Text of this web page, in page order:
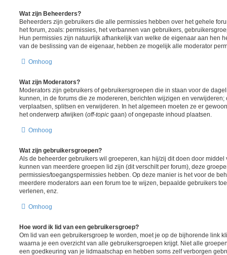
Wat zijn Beheerders?
Beheerders zijn gebruikers die alle permissies hebben over het gehele
het forum, zoals: permissies, het verbannen van gebruikers,
Hun permissies zijn natuurlijk afhankelijk van welke de eigenaar aan hen
van de beslissing van de eigenaar, hebben ze mogelijk alle moderator
Omhoog
Wat zijn Moderators?
Moderators zijn gebruikers of gebruikersgroepen die in staan voor de
kunnen, in de forums die ze modereren, berichten wijzigen en
verplaatsen, splitsen en verwijderen. In het algemeen moeten ze er
het onderwerp afwijken (off-topic gaan) of ongepaste inhoud plaatsen.
Omhoog
Wat zijn gebruikersgroepen?
Als de beheerder gebruikers wil groeperen, kan hij/zij dit doen door
kunnen van meerdere groepen lid zijn (dit verschilt per forum), deze
permissies/toegangspermissies hebben. Op deze manier is het voor de
meerdere moderators aan een forum toe te wijzen, bepaalde gebruikers
verlenen, enz.
Omhoog
Hoe word ik lid van een gebruikersgroep?
Om lid van een gebruikersgroep te worden, moet je op de bijhorende link
waarna je een overzicht van alle gebruikersgroepen krijgt. Niet alle
een goedkeuring van je lidmaatschap en hebben soms zelf verborgen